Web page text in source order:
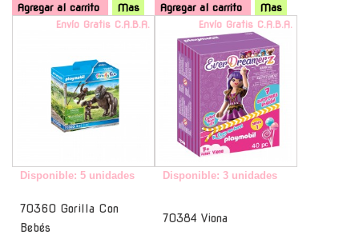
Agregar al carrito Mas Agregar al carrito
Mas
Envío Gratis C.A.B.A.
Disponible: 5 unidades
70360 Gorilla Con
Bebés
Envío Gratis C.A.B.A.
Disponible: 3 unidades
70384 Viona